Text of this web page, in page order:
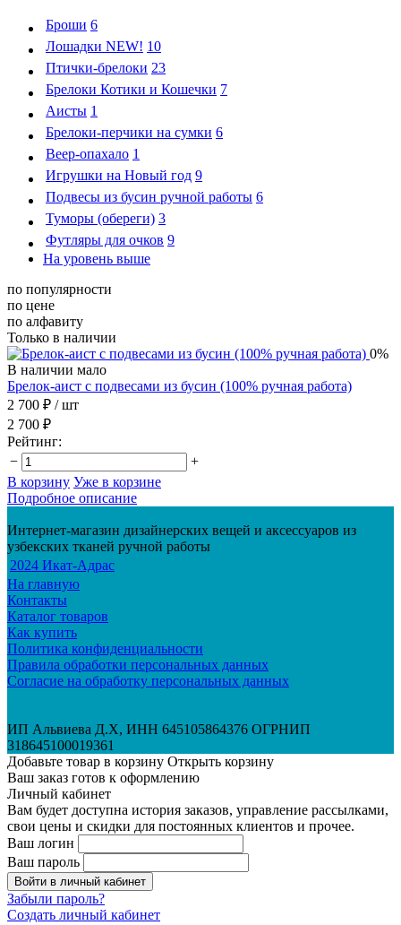
Броши 6
Лошадки NEW! 10
Птички-брелоки 23
Брелоки Котики и Кошечки 7
Аисты 1
Брелоки-перчики на сумки 6
Веер-опахало 1
Игрушки на Новый год 9
Подвесы из бусин ручной работы 6
Туморы (обереги) 3
Футляры для очков 9
На уровень выше
по популярности
по цене
по алфавиту
Только в наличии
0%
В наличии мало
Брелок-аист с подвесами из бусин (100% ручная работа)
2 700 ₽ / шт
2 700 ₽
Рейтинг:
−
+
В корзину Уже в корзине
Подробное описание
Интернет-магазин дизайнерских вещей и аксессуаров из
узбекских тканей ручной работы
2024 Икат-Адрас
На главную
Контакты
Каталог товаров
Как купить
Политика конфиденциальности
Правила обработки персональных данных
Согласие на обработку персональных данных
ИП Альвиева Д.Х, ИНН 645105864376 ОГРНИП
318645100019361
Добавьте товар в корзину Открыть корзину
Ваш заказ готов к оформлению
Личный кабинет
Вам будет доступна история заказов, управление рассылками,
свои цены и скидки для постоянных клиентов и прочее.
Ваш логин
Ваш пароль
Войти в личный кабинет
Забыли пароль?
Создать личный кабинет